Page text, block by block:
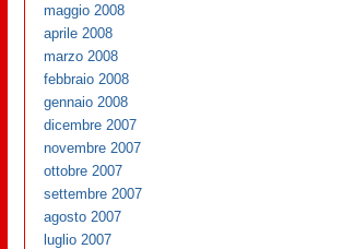
maggio 2008
aprile 2008
marzo 2008
febbraio 2008
gennaio 2008
dicembre 2007
novembre 2007
ottobre 2007
settembre 2007
agosto 2007
luglio 2007